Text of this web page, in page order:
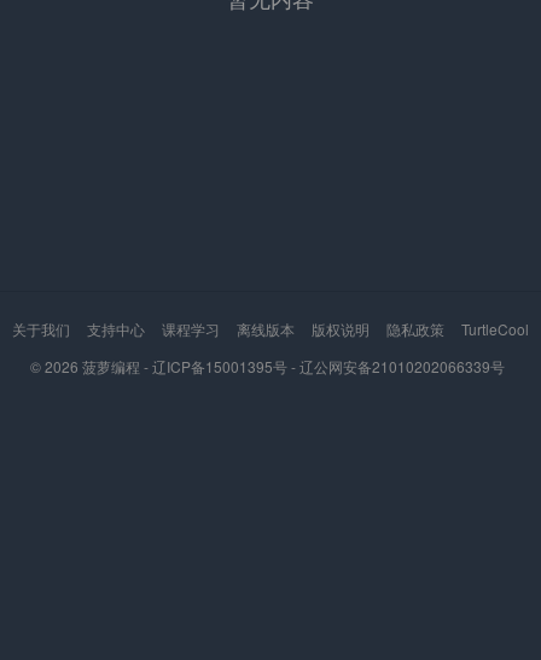
关于我们 支持中心 课程学习 离线版本 版权说明 隐私政策
TurtleCool
© 2026 菠萝编程 -辽ICP备15001395号-辽公网安备21010202066339号